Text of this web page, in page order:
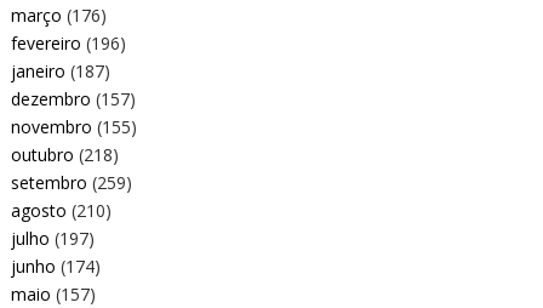
março (176)
fevereiro (196)
janeiro (187)
dezembro (157)
novembro (155)
outubro (218)
setembro (259)
agosto (210)
julho (197)
junho (174)
maio (157)